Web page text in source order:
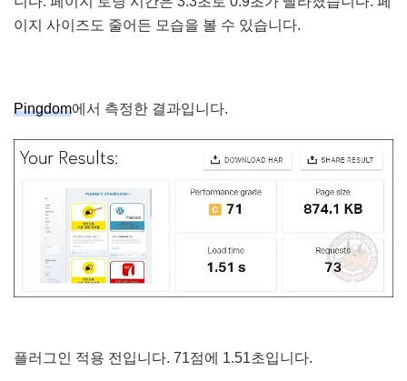
이지 사이즈도 줄어든 모습을 볼 수 있습니다.
Pingdom에서 측정한 결과입니다.
플러그인 적용 전입니다. 71점에 1.51초입니다.